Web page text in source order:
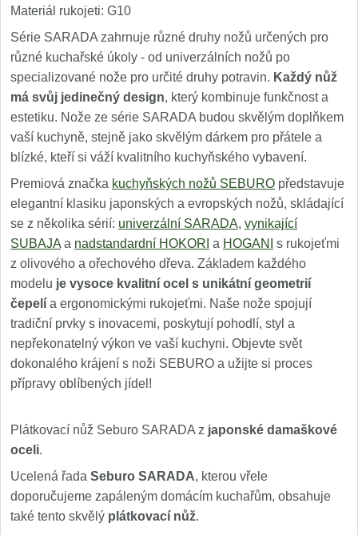
Materiál rukojeti: G10
Série SARADA zahrnuje různé druhy nožů určených pro
různé kuchařské úkoly - od univerzálních nožů po
specializované nože pro určité druhy potravin. Každý nůž
má svůj jedinečný design, který kombinuje funkčnost a
estetiku. Nože ze série SARADA budou skvělým doplňkem
vaší kuchyně, stejně jako skvělým dárkem pro přátele a
blízké, kteří si váží kvalitního kuchyňského vybavení.
Premiová značka kuchyňských nožů SEBURO představuje
elegantní klasiku japonských a evropských nožů, skládající
se z několika sérií: univerzální SARADA, vynikající
SUBAJA a nadstandardní HOKORI a HOGANI
s rukojeťmi
z olivového a ořechového dřeva. Základem každého
modelu je vysoce kvalitní ocel s unikátní geometrií
čepelí a ergonomickými rukojeťmi. Naše nože spojují
tradiční prvky s inovacemi, poskytují pohodlí, styl a
nepřekonatelný výkon ve vaší kuchyni. Objevte svět
dokonalého krájení s noži SEBURO a užijte si proces
přípravy oblíbených jídel!
Plátkovací nůž Seburo SARADA z japonské damaškové
oceli.
Ucelená řada Seburo SARADA, kterou vřele
doporučujeme zapáleným domácím kuchařům, obsahuje
také tento skvělý plátkovací nůž.